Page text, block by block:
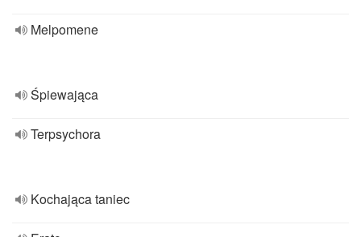
Melpomene
Śpiewająca
Terpsychora
Kochająca taniec